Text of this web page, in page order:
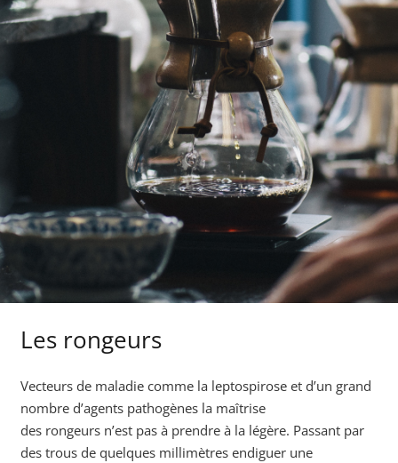
Les rongeurs
Vecteurs de maladie comme la leptospirose et d’un grand
nombre d’agents pathogènes la maîtrise
des rongeurs n’est pas à prendre à la légère. Passant par
des trous de quelques millimètres endiguer une